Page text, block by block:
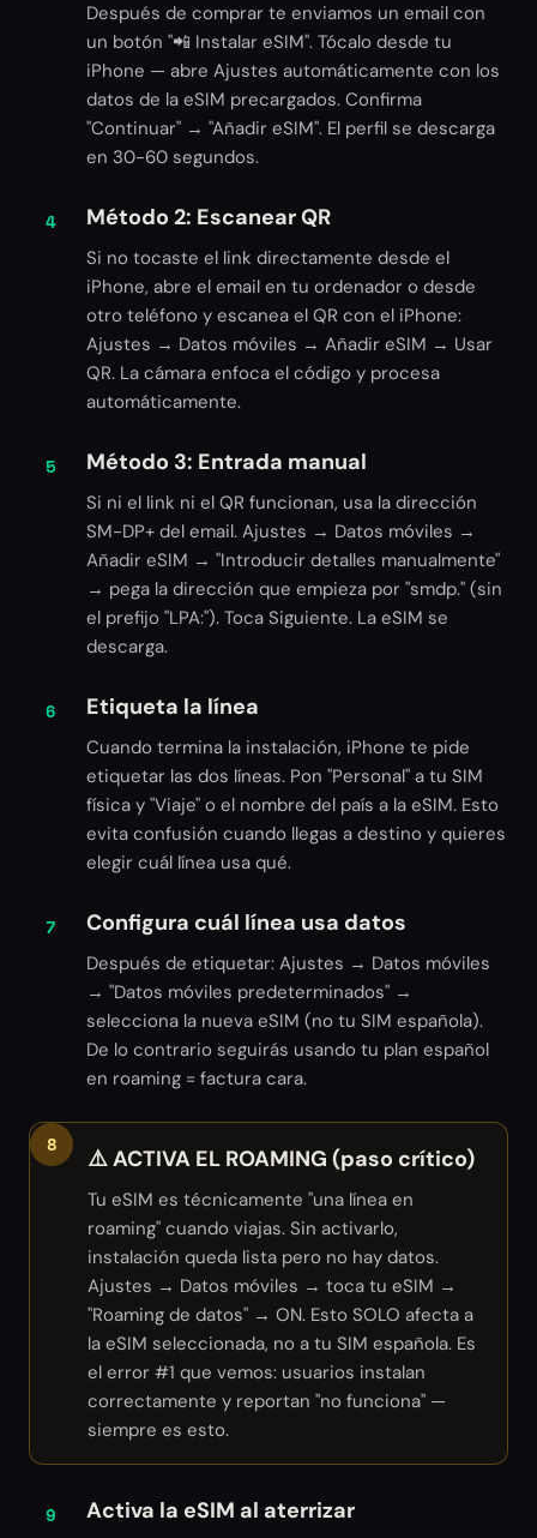
Después de comprar te enviamos un email con
un botón "📲 Instalar eSIM". Tócalo desde tu
iPhone — abre Ajustes automáticamente con los
datos de la eSIM precargados. Confirma
"Continuar" → "Añadir eSIM". El perfil se descarga
en 30-60 segundos.
4 Método 2: Escanear QR
Si no tocaste el link directamente desde el
iPhone, abre el email en tu ordenador o desde
otro teléfono y escanea el QR con el iPhone:
Ajustes → Datos móviles → Añadir eSIM → Usar
QR. La cámara enfoca el código y procesa
automáticamente.
5 Método 3: Entrada manual
Si ni el link ni el QR funcionan, usa la dirección
SM-DP+ del email. Ajustes → Datos móviles →
Añadir eSIM → "Introducir detalles manualmente"
→ pega la dirección que empieza por "smdp." (sin
el prefijo "LPA:"). Toca Siguiente. La eSIM se
descarga.
6 Etiqueta la línea
Cuando termina la instalación, iPhone te pide
etiquetar las dos líneas. Pon "Personal" a tu SIM
física y "Viaje" o el nombre del país a la eSIM. Esto
evita confusión cuando llegas a destino y quieres
elegir cuál línea usa qué.
7 Configura cuál línea usa datos
Después de etiquetar: Ajustes → Datos móviles
→ "Datos móviles predeterminados" →
selecciona la nueva eSIM (no tu SIM española).
De lo contrario seguirás usando tu plan español
en roaming = factura cara.
8
⚠️ ACTIVA EL ROAMING (paso crítico)
Tu eSIM es técnicamente "una línea en
roaming" cuando viajas. Sin activarlo,
instalación queda lista pero no hay datos.
Ajustes → Datos móviles → toca tu eSIM →
"Roaming de datos" → ON. Esto SOLO afecta a
la eSIM seleccionada, no a tu SIM española. Es
el error #1 que vemos: usuarios instalan
correctamente y reportan "no funciona" —
siempre es esto.
9 Activa la eSIM al aterrizar